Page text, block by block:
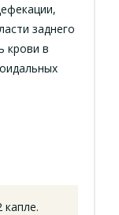
заднего
крови в